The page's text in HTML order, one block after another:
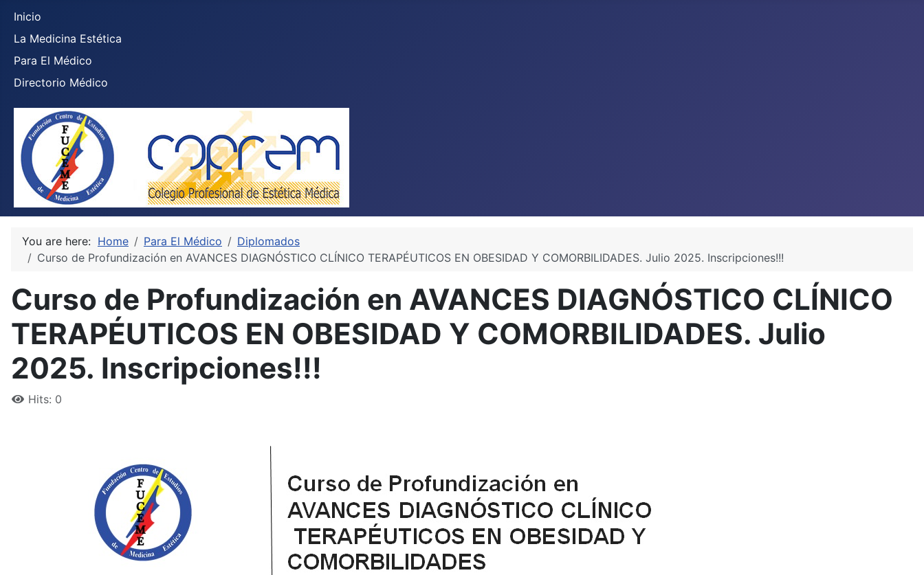
Inicio
La Medicina Estética
Para El Médico
Directorio Médico
You are here: Home Para El Médico
Diplomados
Curso de Profundización en AVANCES DIAGNÓSTICO CLÍNICO TERAPÉUTICOS EN OBESIDAD Y COMORBILIDADES. Julio 2025. Inscripciones!!!
Curso de Profundización en AVANCES DIAGNÓSTICO CLÍNICO
TERAPÉUTICOS EN OBESIDAD Y COMORBILIDADES. Julio
2025. Inscripciones!!!
Hits: 0